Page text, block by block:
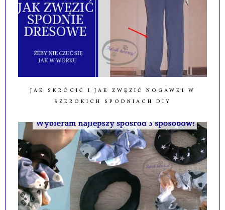
JAK SKRÓCIĆ I JAK ZWĘZIĆ NOGAWKI W
SZEROKICH SPODNIACH DIY